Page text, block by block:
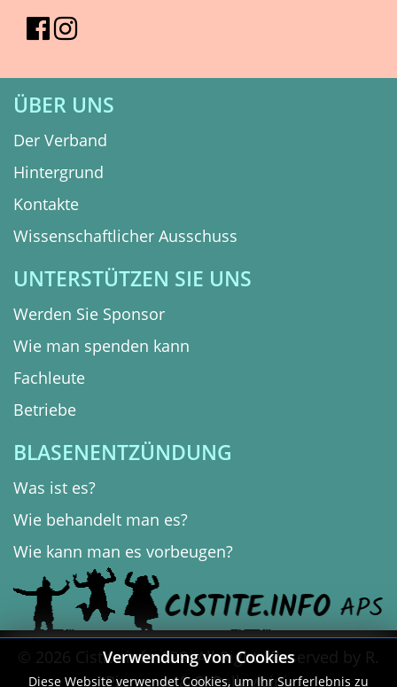
ÜBER UNS
Der Verband
Hintergrund
Kontakte
Wissenschaftlicher Ausschuss
UNTERSTÜTZEN SIE UNS
Werden Sie Sponsor
Wie man spenden kann
Fachleute
Betriebe
BLASENENTZÜNDUNG
Was ist es?
Wie behandelt man es?
Wie kann man es vorbeugen?
© 2026 Cistite.info APS. All Rights Reserved by R.
Piancone & S. Pallavicini.
Verwendung von Cookies
Diese Website verwendet Cookies, um Ihr Surferlebnis zu